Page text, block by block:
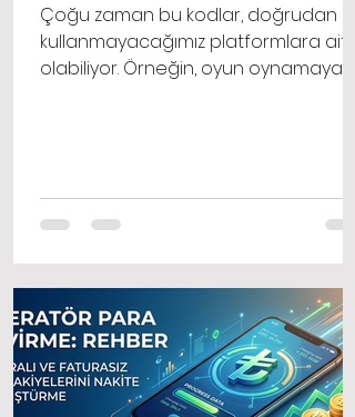
Çoğu zaman bu kodlar, doğrudan
kullanmayacağımız platformlara ait
olabiliyor. Örneğin, oyun oynamayan
durumlarda kod nakite çevirme fikri
hayat kurtarıcı bir role bürünür.
market alışverişinizde, kiranızda ya da
acil bir faturanızda kullanabileceğiniz
sıcak paraya dönüştürmek son
derece mantı